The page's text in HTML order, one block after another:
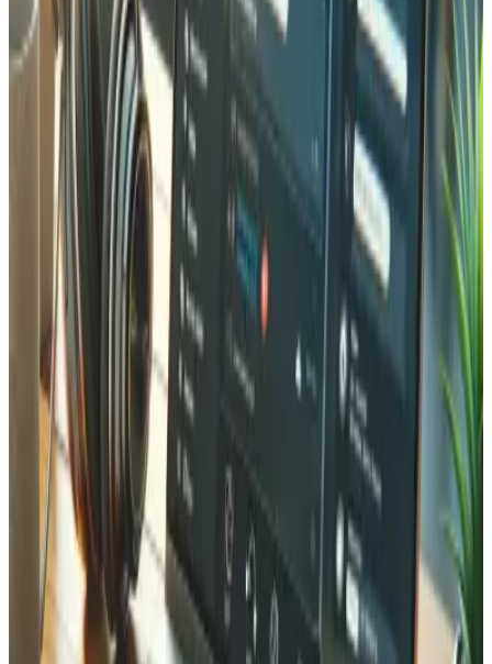
Magento-Expertise ist im Wallis selten, was uns zu einem
wertvollen Partner für lokale E-Commerce-Unternehmen
macht. Unser Team verfügt über einen zertifizierten Adobe
Commerce-Experten, der sicherstellt, dass Ihr Shop nach
höchsten Standards entwickelt und betrieben wird. Wir
verbinden technische Magento-Kompetenz mit dem
Wissen über die Anforderungen des Schweizer E-
Commerce — mehrsprachige Storefronts, Schweizer
Zahlungsmittel, Post-Integration und MWST-Konformität.
Unser Standort in Martigny ermöglicht persönliche Treffen
zur Besprechung Ihrer E-Commerce-Strategie und
Weiterentwicklung.
Häufige Fragen zur Magento (Adobe
Commerce) Entwicklung
Gängige Fragen zu unseren Magento- und Adobe
Commerce-Leistungen.
Wie lange dauert ein Magento-Projekt?